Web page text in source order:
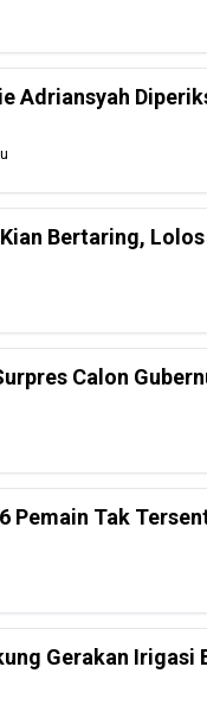
Adriansyah
Bertaring, Lolos
Calon
Pemain Tak
Gerakan Irigasi